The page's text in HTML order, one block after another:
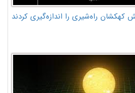
راه‌شیری را اندازه‌گیری کردند